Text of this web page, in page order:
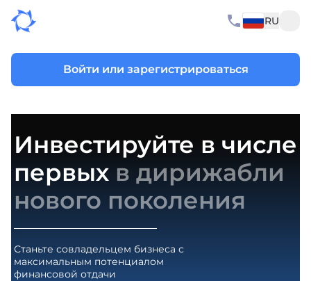
RU
Войти или зарегистрироваться
Инвестируйте в числе
первых в дирижабли
нового поколения
Станьте совладельцем бизнеса с
максимальным потенциалом
финансовой отдачи